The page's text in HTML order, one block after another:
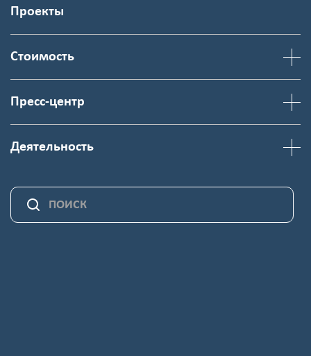
Проекты
Стоимость
Пресс-центр
Деятельность